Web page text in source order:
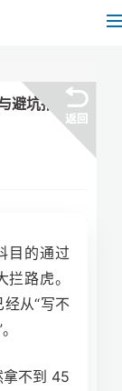
避坑指南
目的通过
路虎。
从“写不
拿不到 45